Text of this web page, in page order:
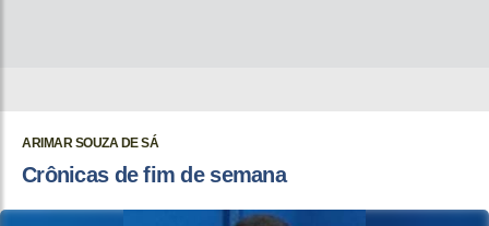
ARIMAR SOUZA DE SÁ
Crônicas de fim de semana